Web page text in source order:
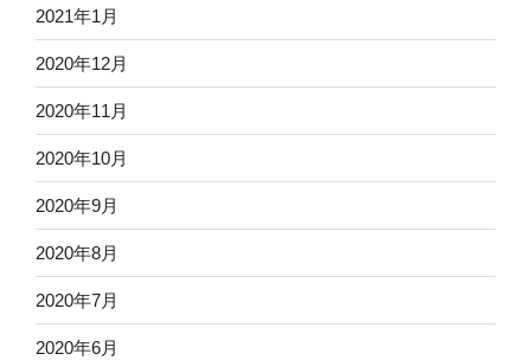
2021年1月
2020年12月
2020年11月
2020年10月
2020年9月
2020年8月
2020年7月
2020年6月